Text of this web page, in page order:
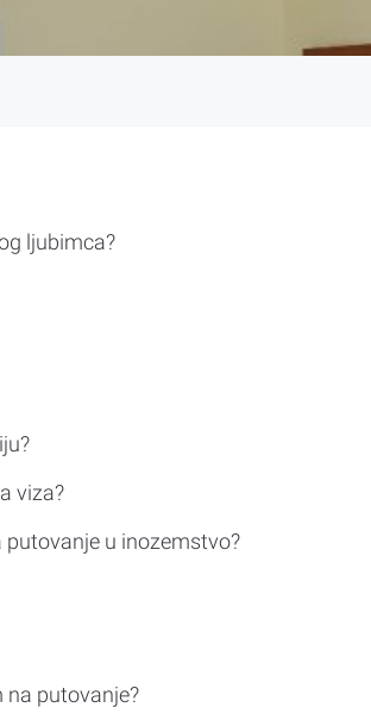
ljubimca?
viza?
u inozemstvo?
na putovanje?